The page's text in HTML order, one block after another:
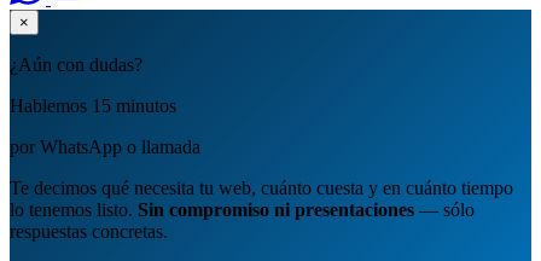
×
¿Aún con dudas?
Hablemos 15 minutos
por WhatsApp o llamada
Te decimos qué necesita tu web, cuánto cuesta y en cuánto tiempo
lo tenemos listo. Sin compromiso ni presentaciones — sólo
respuestas concretas.